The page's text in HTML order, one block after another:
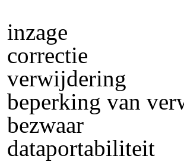
inzage
correctie
verwijdering
beperking van
bezwaar
dataportabiliteit